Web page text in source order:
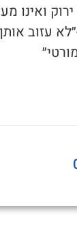
ואינו
עזוב